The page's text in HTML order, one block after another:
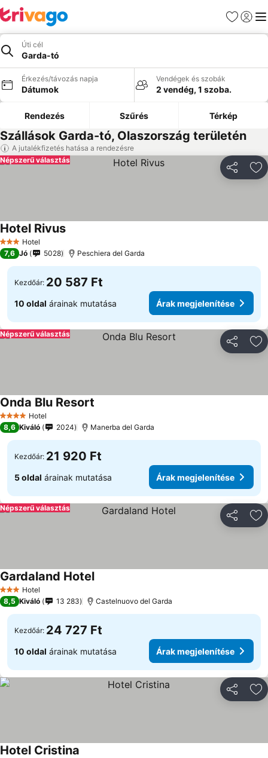
Kedvencek
Úti cél
Garda-tó
Érkezés/távozás napja
Dátumok
Vendégek és szobák
2 vendég, 1 szoba.
Rendezés Szűrés Térkép
Szállások Garda-tó, Olaszország területén
A jutalékfizetés hatása a rendezésre
Népszerű választás
3 Kategória
Hotel
Hotel Rivus
7,6 Jó 5028 Peschiera del Garda
Kezdőár: 20 587 Ft
10 oldal árainak mutatása Árak megjelenítése
Népszerű választás
4 KategóriaHotel
Onda Blu Resort
8,6 Kiváló 2024 Manerba del Garda
Kezdőár: 21 920 Ft
5 oldal árainak mutatása Árak megjelenítése
Népszerű választás
3 Kategória
Hotel
Gardaland Hotel
8,5 Kiváló 13 283 Castelnuovo del Garda
Kezdőár: 24 727 Ft
10 oldal árainak mutatása Árak megjelenítése
Hotel Cristina